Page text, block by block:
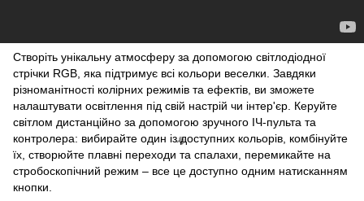
Створіть унікальну атмосферу за допомогою світлодіодної
стрічки RGB, яка підтримує всі кольори веселки. Завдяки
різноманітності колірних режимів та ефектів, ви зможете
налаштувати освітлення під свій настрій чи інтер'єр. Керуйте
світлом дистанційно за допомогою зручного ІЧ-пульта та
контролера: вибирайте один із доступних кольорів, комбінуйте
їх, створюйте плавні переходи та спалахи, перемикайте на
стробоскопічний режим – все це доступно одним натисканням
кнопки.
🌹